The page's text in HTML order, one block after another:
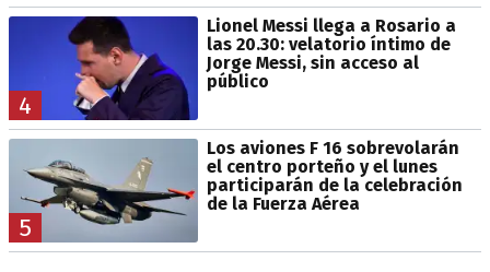
4
Lionel Messi llega a Rosario a
las 20.30: velatorio íntimo de
Jorge Messi, sin acceso al
público
5
Los aviones F 16 sobrevolarán
el centro porteño y el lunes
participarán de la celebración
de la Fuerza Aérea